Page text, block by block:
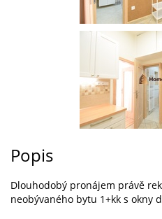
Popis
Dlouhodobý pronájem právě
neobývaného bytu 1+kk s okny